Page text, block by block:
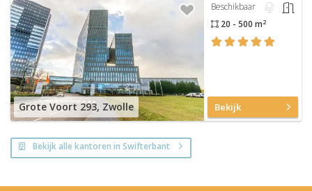
Grote Voort 293, Zwolle
Beschikbaar
20 - 500 m2
Bekijk
Bekijk alle kantoren in Swifterbant